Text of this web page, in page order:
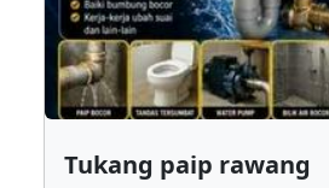
Tukang paip rawang